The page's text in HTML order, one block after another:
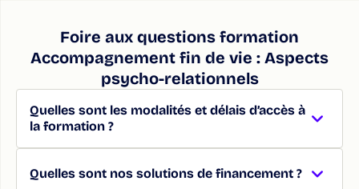
Foire aux questions formation
Accompagnement fin de vie : Aspects
psycho-relationnels
Quelles sont les modalités et délais d’accès à
la formation ?
Quelles sont nos solutions de financement ?